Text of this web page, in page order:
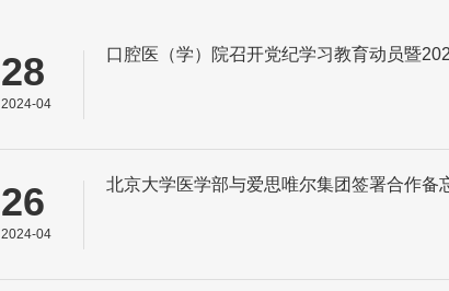
28
2024-04
口腔医（学）院召开党纪学习教育动员暨
26
2024-04
北京大学医学部与爱思唯尔集团签署合作备